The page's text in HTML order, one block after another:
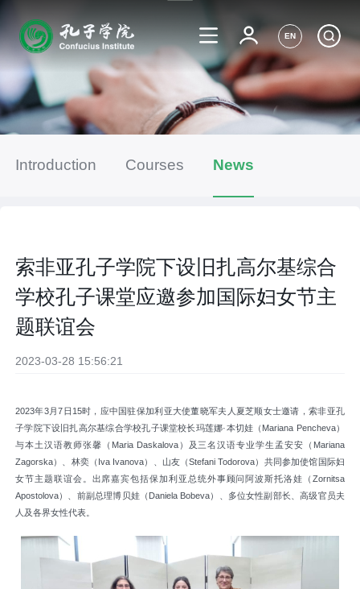
EN
Introduction Courses News
索非亚孔子学院下设旧扎高尔基综合
学校孔子课堂应邀参加国际妇女节主
题联谊会
2023-03-28 15:56:21
2023年3月7日15时，应中国驻保加利亚大使董晓军夫人夏芝顺女士邀请，索非亚孔
子学院下设旧扎高尔基综合学校孔子课堂校长玛莲娜·本切娃（Mariana Pencheva）
与本土汉语教师张馨（Maria Daskalova）及三名汉语专业学生孟安安（Mariana
Zagorska）、林奕（Iva Ivanova）、山友（Stefani Todorova）共同参加使馆国际妇
女节主题联谊会。出席嘉宾包括保加利亚总统外事顾问阿波斯托洛娃（Zornitsa
Apostolova）、前副总理博贝娃（Daniela Bobeva）、多位女性副部长、高级官员夫
人及各界女性代表。